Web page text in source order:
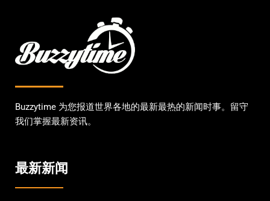
Buzzytime 为您报道世界各地的最新最热的新闻时事。留守
我们掌握最新资讯。
最新新闻